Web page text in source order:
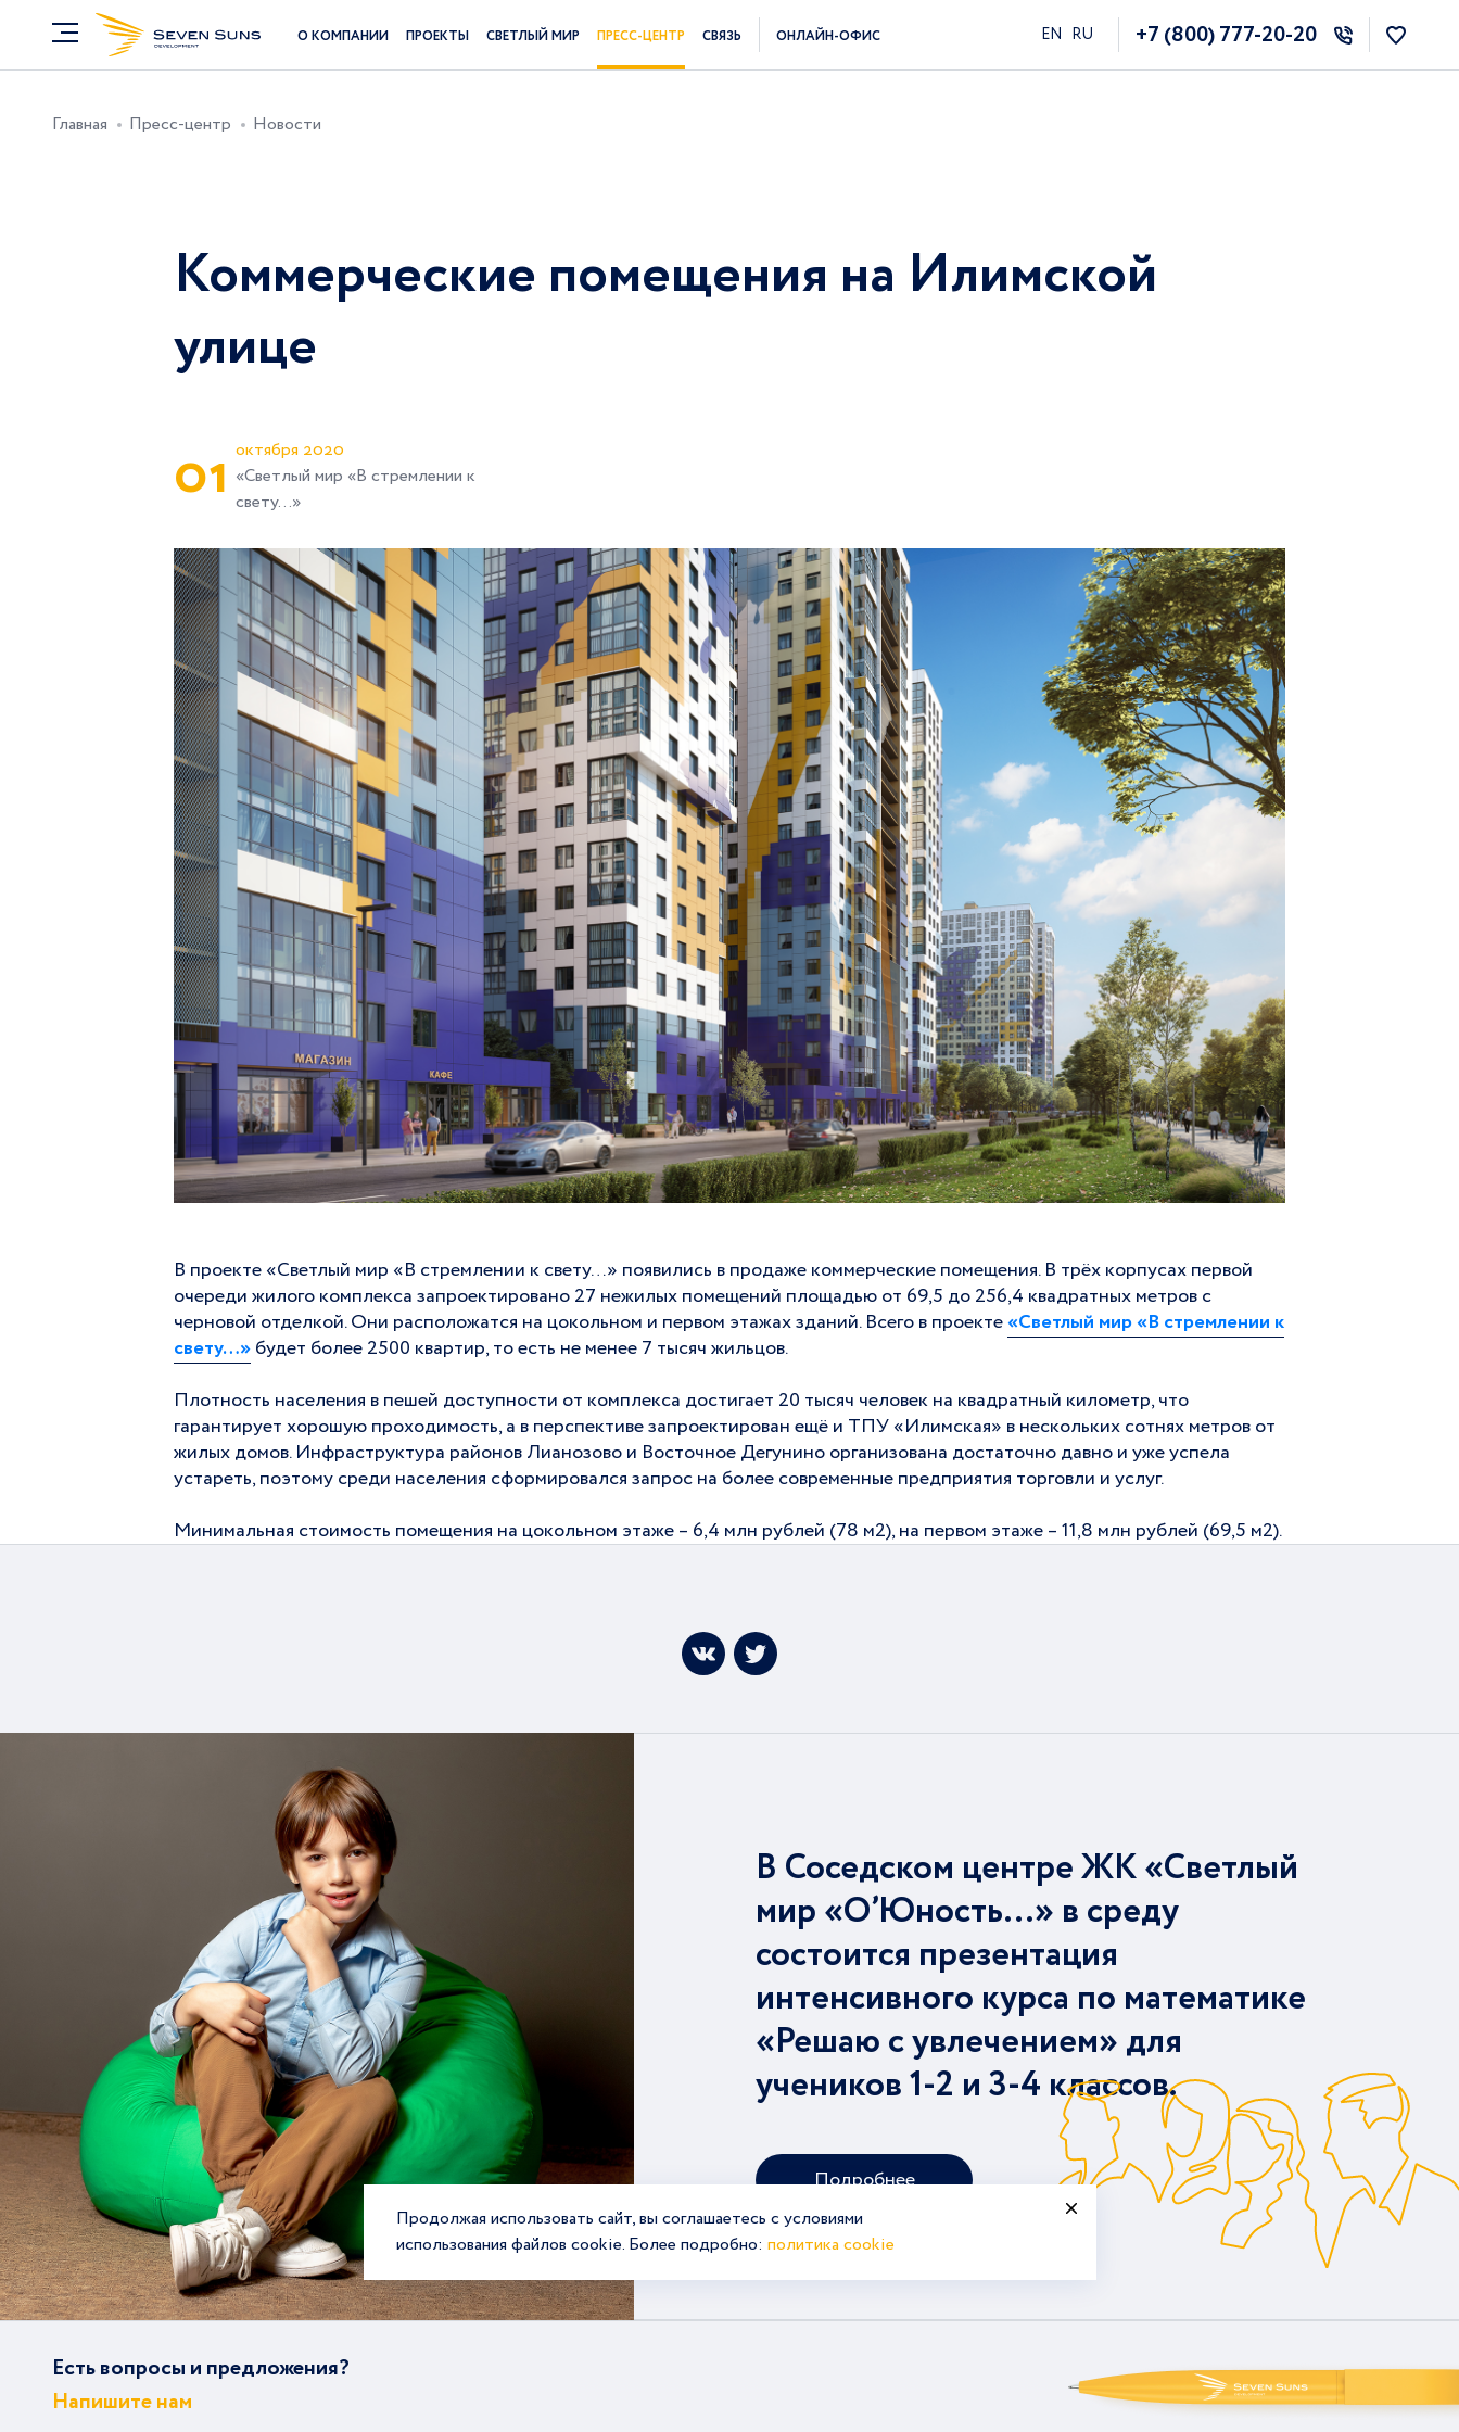
Продолжая использовать сайт, вы соглашаетесь с условиями
использования файлов cookie. Более подробно: политика cookie
О КОМПАНИИ ПРОЕКТЫ СВЕТЛЫЙ МИР ПРЕСС-ЦЕНТР СВЯЗЬ ОНЛАЙН-ОФИС EN RU +7 (800) 777-20-20
Главная Пресс-центр Новости
Коммерческие помещения на Илимской
улице
01 октября 2020
«Светлый мир «В стремлении к
свету...»
В проекте «Светлый мир «В стремлении к свету…» появились в продаже коммерческие помещения. В трёх корпусах первой
очереди жилого комплекса запроектировано 27 нежилых помещений площадью от 69,5 до 256,4 квадратных метров с
черновой отделкой. Они расположатся на цокольном и первом этажах зданий. Всего в проекте«Светлый мир «В стремлении к
свету…»будет более 2500 квартир, то есть не менее 7 тысяч жильцов.
Плотность населения в пешей доступности от комплекса достигает 20 тысяч человек на квадратный километр, что
гарантирует хорошую проходимость, а в перспективе запроектирован ещё и ТПУ «Илимская» в нескольких сотнях метров от
жилых домов. Инфраструктура районов Лианозово и Восточное Дегунино организована достаточно давно и уже успела
устареть, поэтому среди населения сформировался запрос на более современные предприятия торговли и услуг.
Минимальная стоимость помещения на цокольном этаже – 6,4 млн рублей (78 м2), на первом этаже – 11,8 млн рублей (69,5 м2).
В Соседском центре ЖК «Светлый
мир «О’Юность…» в среду
состоится презентация
интенсивного курса по математике
«Решаю с увлечением» для
учеников 1-2 и 3-4 классов.
Подробнее
Есть вопросы и предложения?
Напишите нам